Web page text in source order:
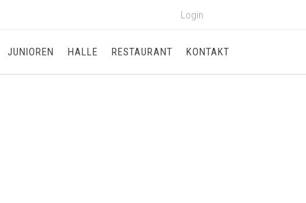
Login
JUNIOREN HALLE RESTAURANT KONTAKT